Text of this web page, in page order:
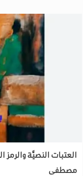
العتبات النصيَّة
مصطفى